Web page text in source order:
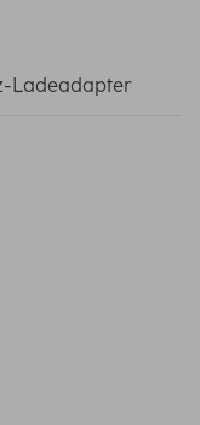
Ladeadapter